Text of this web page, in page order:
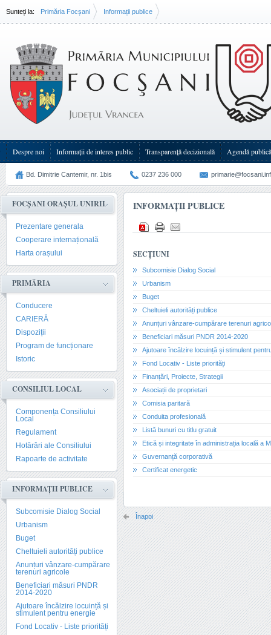
Sunteți la: Primăria Focșani Informații publice
Despre noi Informații de interes public Transparenţă decizională Agendă publică
Bd. Dimitrie Cantemir, nr. 1bis 0237 236 000
FOCȘANI ORAȘUL UNIRII
Prezentare generala
Cooperare internațională
Harta orașului
PRIMĂRIA
Conducere
CARIERĂ
Dispoziții
Program de funcționare
Istoric
CONSILIUL LOCAL
Componența Consiliului
Local
Regulament
Hotărâri ale Consiliului
Rapoarte de activitate
INFORMAȚII PUBLICE
Subcomisie Dialog Social
Urbanism
Buget
Cheltuieli autorități publice
Anunțuri vânzare-cumpărare
terenuri agricole
Beneficiari măsuri PNDR
2014-2020
Ajutoare încălzire locuință și
stimulent pentru energie
Fond Locativ - Liste priorități
INFORMAȚII PUBLICE
SECȚIUNI
Subcomisie Dialog Social
Urbanism
Buget
Cheltuieli autorități publice
Anunțuri vânzare-cumpărare terenuri
Beneficiari măsuri PNDR 2014-2020
Ajutoare încălzire locuință și stimulent
Fond Locativ - Liste priorități
Finanțări, Proiecte, Strategii
Asociații de proprietari
Comisia paritară
Conduita profesională
Listă bunuri cu titlu gratuit
Etică și integritate în administrația locală a
Guvernanță corporativă
Certificat energetic
Înapoi